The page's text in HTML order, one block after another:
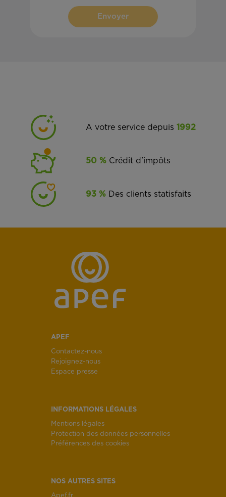
Envoyer
A votre service depuis 1992
50 %Crédit d'impôts
93 %Des clients statisfaits
APEF
Contactez-nous
Rejoignez-nous
Espace presse
INFORMATIONS LÉGALES
Mentions légales
Protection des données personnelles
Préférences des cookies
NOS AUTRES SITES